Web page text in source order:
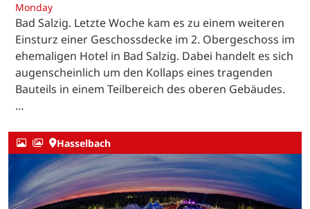
Monday
Bad Salzig. Letzte Woche kam es zu einem weiteren
Einsturz einer Geschossdecke im 2. Obergeschoss im
ehemaligen Hotel in Bad Salzig. Dabei handelt es sich
augenscheinlich um den Kollaps eines tragenden
Bauteils in einem Teilbereich des oberen Gebäudes.
…
Hasselbach